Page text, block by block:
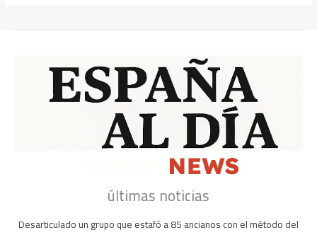
últimas noticias
Desarticulado un grupo que estafó a 85 ancianos con el método del